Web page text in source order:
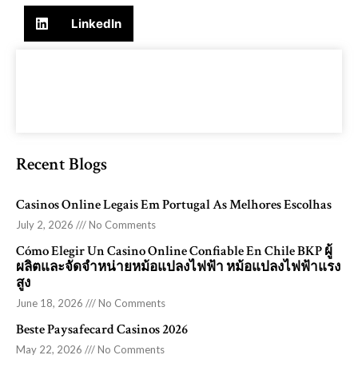
LinkedIn
Recent Blogs
Casinos Online Legais Em Portugal As Melhores Escolhas
July 2, 2026 No Comments
Cómo Elegir Un Casino Online Confiable En Chile BKP ผู้
ผลิตและจัดจำหน่ายหม้อแปลงไฟฟ้า หม้อแปลงไฟฟ้าแรง
สูง
June 18, 2026 No Comments
Beste Paysafecard Casinos 2026
May 22, 2026 No Comments